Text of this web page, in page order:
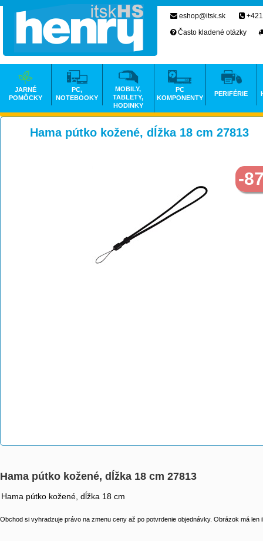
Hama pútko kožené, dĺžka 18 cm 27813
-
Hama pútko kožené, dĺžka 18 cm 27813
Hama pútko kožené, dĺžka 18 cm
Obchod si vyhradzuje právo na zmenu ceny až po potvrdenie objednávky. Obrázok má len
eshop@itsk.sk
Často kladené otázky
JARNÉ
POMÔCKY
PC,
NOTEBOOKY
MOBILY,
TABLETY,
HODINKY
PC
KOMPONENTY
PERIFÉRIE